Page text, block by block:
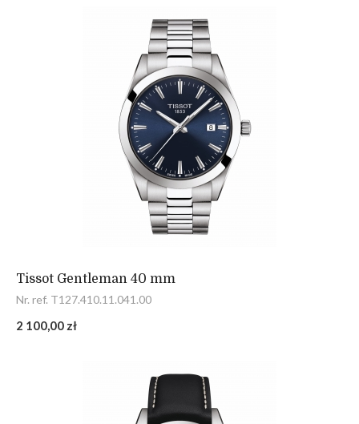
Tissot Gentleman 40 mm
Nr. ref. T127.410.11.041.00
2 100,00 zł